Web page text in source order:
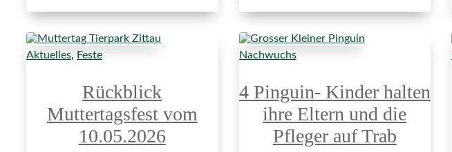
Aktuelles, Feste
Rückblick
Muttertagsfest vom
10.05.2026
Nachwuchs
4 Pinguin- Kinder halten
ihre Eltern und die
Pfleger auf Trab